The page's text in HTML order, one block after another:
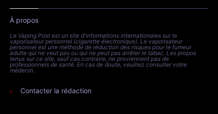
À propos
Le Vaping Post est un site d'informations internationales sur le
vaporisateur personnel (cigarette électronique). Le vaporisateur
personnel est une méthode de réduction des risques pour le fumeur
adulte qui ne veut pas ou qui ne peut pas arrêter le tabac. Les propos
tenus sur ce site, sauf cas contraire, ne proviennent pas de
professionnels de santé. En cas de doute, veuillez consulter votre
médecin.
Contacter la rédaction